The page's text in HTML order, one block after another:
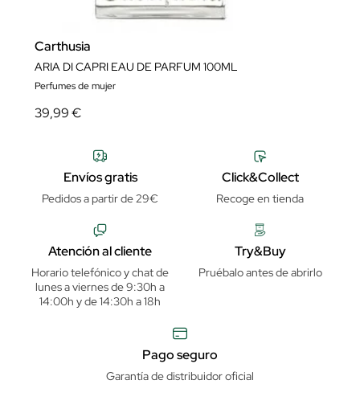
Carthusia
ARIA DI CAPRI EAU DE PARFUM 100ML
Perfumes de mujer
39,99 €
Envíos gratis
Pedidos a partir de 29€
Click&Collect
Recoge en tienda
Atención al cliente
Horario telefónico y chat de
lunes a viernes de 9:30h a
14:00h y de 14:30h a 18h
Try&Buy
Pruébalo antes de abrirlo
Pago seguro
Garantía de distribuidor oficial